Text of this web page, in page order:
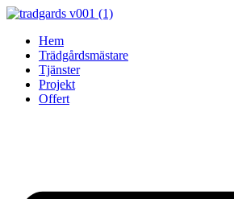
Skip
contentHem
Trädgårdsmästare
Tjänster
Projekt
Offert